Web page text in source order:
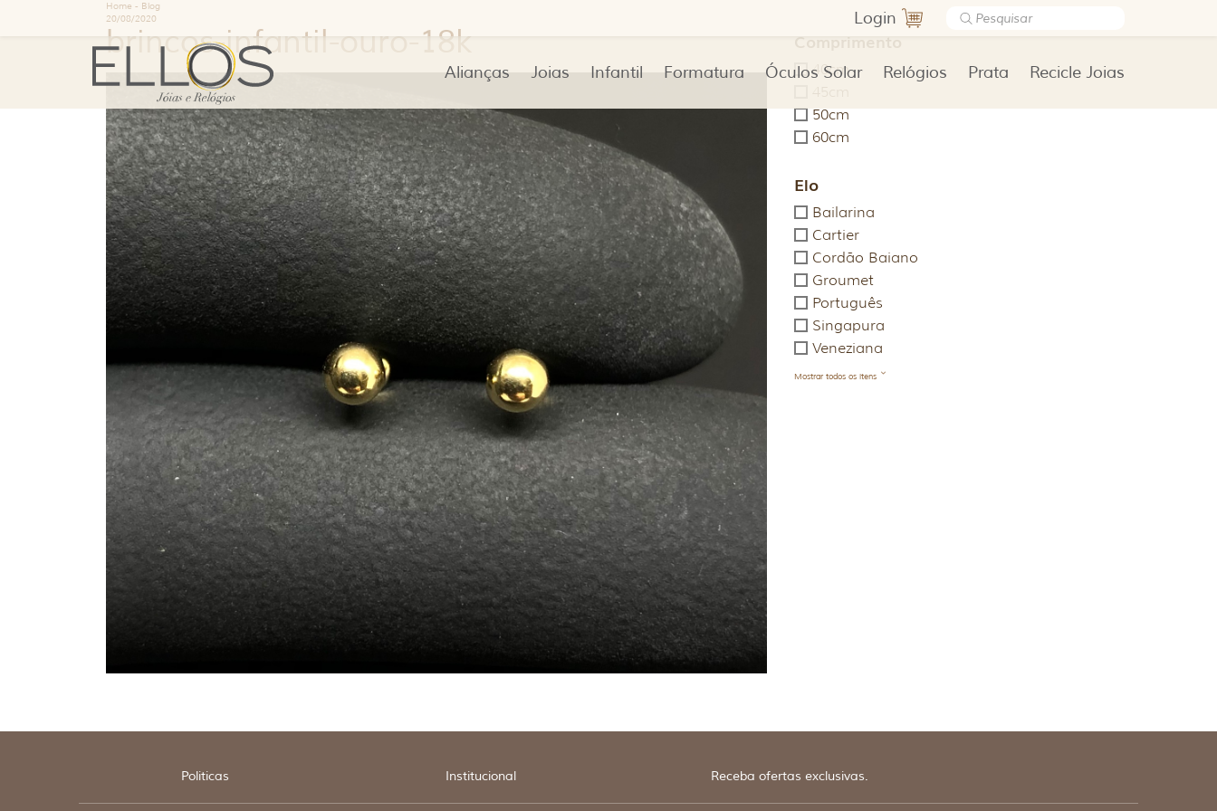
Login
Alianças Joias Infantil Formatura Óculos Solar Relógios Prata Recicle Joias
Home - Blog
20/08/2020
brincos-infantil-ouro-18k Comprimento
40cm
50cm
60cm
Elo
Bailarina
Cartier
Cordão Baiano
Groumet
Português
Singapura
Veneziana
Mostrar todos os itens
Politicas Institucional Receba ofertas exclusivas.